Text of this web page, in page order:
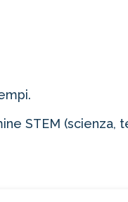
STEM (scienza,